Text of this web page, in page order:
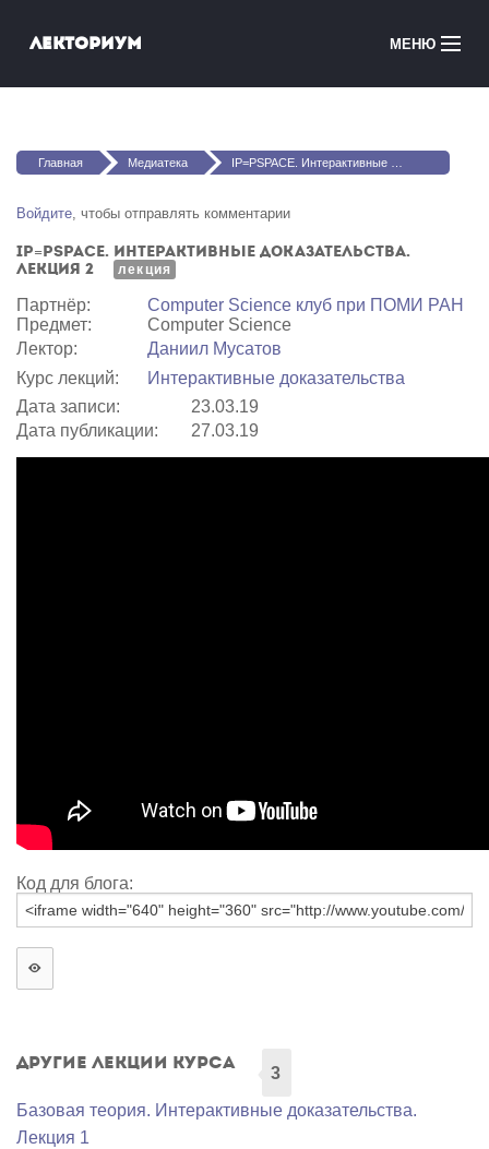
Лекториум МЕНЮ
Медиатека
Courses in English
Войти
Вы здесь
Главная Медиатека IP=PSPACE. Интерактивные доказательства. Лекция 2
Войдите, чтобы отправлять комментарии
IP=PSPACE. Интерактивные доказательства.
Лекция 2
лекция
Партнёр:
Computer Science клуб при ПОМИ РАН
Предмет:
Computer Science
Лектор:
Даниил Мусатов
Курс лекций:
Интерактивные доказательства
Дата записи:
23.03.19
Дата публикации:
27.03.19
Код для блога:
Другие лекции курса
3
Базовая теория. Интерактивные доказательства.
Лекция 1